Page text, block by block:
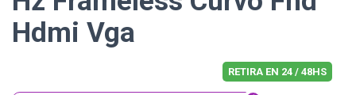
Hdmi Vga
RETIRA EN 24 / 48HS